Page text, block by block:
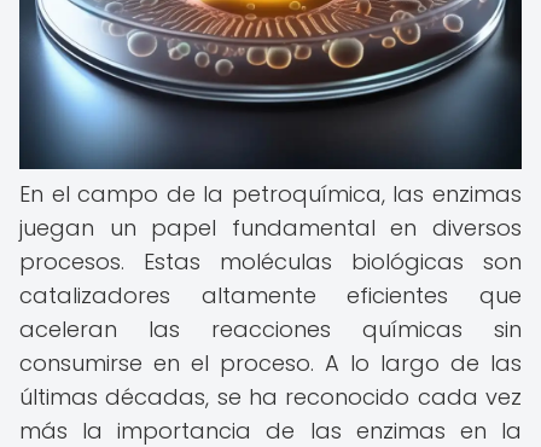
En el campo de la petroquímica, las enzimas
juegan un papel fundamental en diversos
procesos. Estas moléculas biológicas son
catalizadores altamente eficientes que
aceleran las reacciones químicas sin
consumirse en el proceso. A lo largo de las
últimas décadas, se ha reconocido cada vez
más la importancia de las enzimas en la